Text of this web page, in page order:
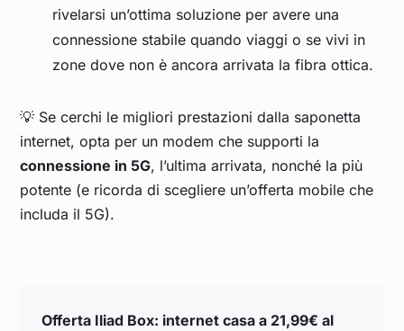
rivelarsi un’ottima soluzione per avere una
connessione stabile quando viaggi o se vivi in
zone dove non è ancora arrivata la fibra ottica.
💡 Se cerchi le migliori prestazioni dalla saponetta
internet, opta per un modem che supporti la
connessione in 5G, l’ultima arrivata, nonché la più
potente (e ricorda di scegliere un’offerta mobile che
includa il 5G).
Offerta Iliad Box: internet casa a 21,99€ al